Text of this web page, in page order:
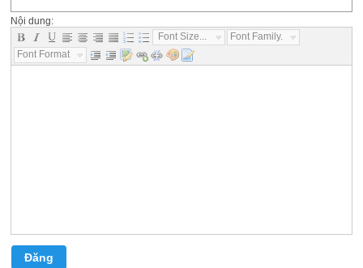
Nội dung:
Font Size...
Font Family...
Font Format...
Đăng